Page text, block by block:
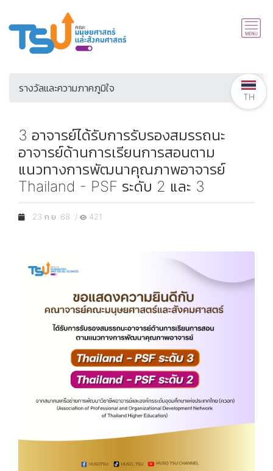
รางวัลและความภาคภูมิใจ
3 อาจารย์ได้รับการรับรองสมรรถนะ
อาจารย์ด้านการเรียนการสอนตาม
แนวทางการพัฒนาคุณภาพอาจารย์
Thailand - PSF ระดับ 2 และ 3
23 ก.ย. 68 / 421
TH